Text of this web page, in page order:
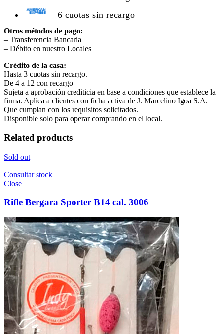
6 cuotas sin recargo
Otros métodos de pago:
– Transferencia Bancaria
– Débito en nuestro Locales
Crédito de la casa:
Hasta 3 cuotas sin recargo.
De 4 a 12 con recargo.
Sujeta a aprobación crediticia en base a condiciones que establece la
firma. Aplica a clientes con ficha activa de J. Marcelino Igoa S.A.
Que cumplan con los requisitos solicitados.
Disponible solo para operar comprando en el local.
Related products
Sold out
Consultar stock
Close
Rifle Bergara Sporter B14 cal. 3006